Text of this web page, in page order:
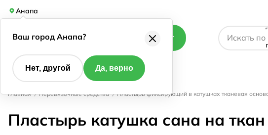
Анапа
Каталог Искать по
Главная Перевязочные средства Пластырь фиксирующий в катушках тканевая
Пластырь катушка сана на
Ваш город Анапа?
Нет, другой Да, верно